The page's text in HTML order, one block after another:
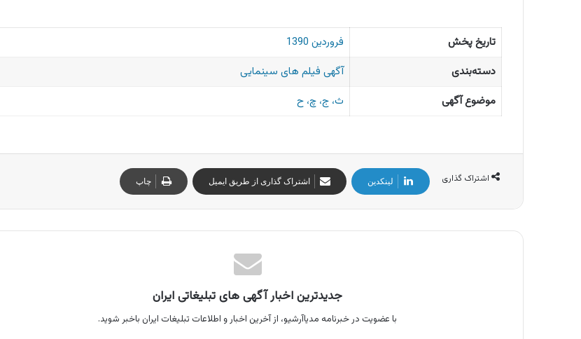
تاریخ پخش
فروردین 1390
دسته‌بندی
آگهی فیلم های سینمایی
موضوع آگهی
ث، ج، چ، ح
اشتراک گذاری لینکدین اشتراک گذاری از طریق ایمیل چاپ
جدیدترین اخبار آگهی های تبلیغاتی ایران
با عضویت در خبرنامه مدیاآرشیو، از آخرین اخبار و اطلاعات تبلیغات ایران باخبر شوید.